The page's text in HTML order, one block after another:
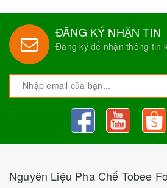
ĐĂNG KÝ NHẬN TIN
Đăng ký để nhận thông tin
Nguyên Liệu Pha Chế Tobee